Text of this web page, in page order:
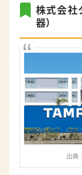
株式会社
器）
出典
メ
登
が
本登